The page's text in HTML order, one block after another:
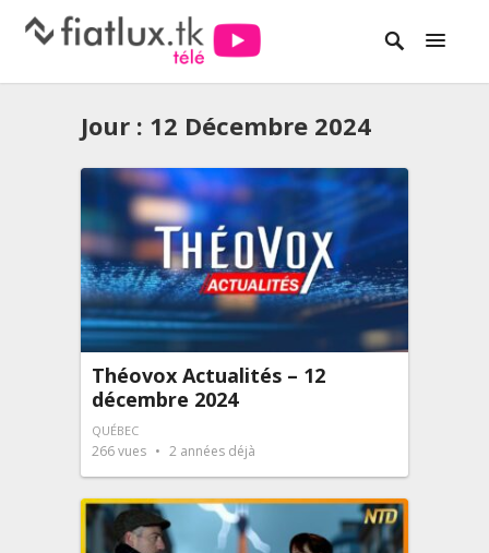
Jour : 12 Décembre 2024
Théovox Actualités – 12
décembre 2024
QUÉBEC
266vues 2 années déjà